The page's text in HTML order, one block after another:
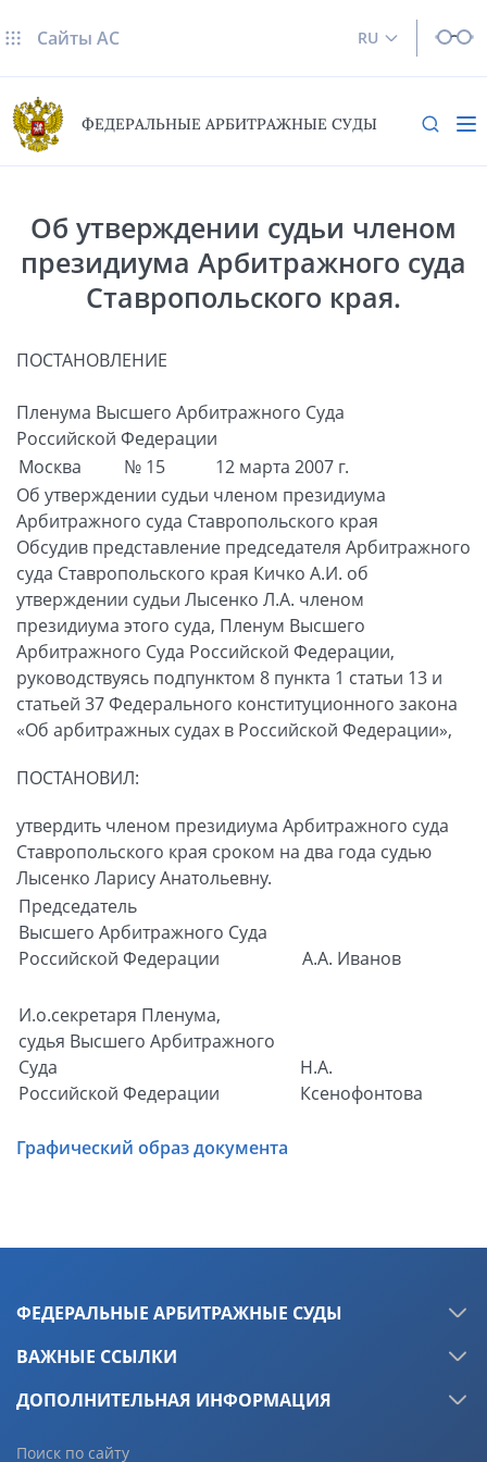
RU
Сайты AC
ФЕДЕРАЛЬНЫЕ АРБИТРАЖНЫЕ СУДЫ
Об утверждении судьи членом
президиума Арбитражного суда
Ставропольского края.
ПОСТАНОВЛЕНИЕ
Пленума Высшего Арбитражного Суда
Российской Федерации
Москва
№ 15
12 марта 2007 г.
Об утверждении судьи членом президиума
Арбитражного суда Ставропольского края
Обсудив представление председателя Арбитражного
суда Ставропольского края Кичко А.И. об
утверждении судьи Лысенко Л.А. членом
президиума этого суда, Пленум Высшего
Арбитражного Суда Российской Федерации,
руководствуясь подпунктом 8 пункта 1 статьи 13 и
статьей 37 Федерального конституционного закона
«Об арбитражных судах в Российской Федерации»,
ПОСТАНОВИЛ:
утвердить членом президиума Арбитражного суда
Ставропольского края сроком на два года судью
Лысенко Ларису Анатольевну.
Председатель
Высшего Арбитражного Суда
Российской Федерации
А.А. Иванов
И.о.секретаря Пленума,
судья Высшего Арбитражного
Суда
Российской Федерации
Н.А.
Ксенофонтова
Графический образ документа
ФЕДЕРАЛЬНЫЕ АРБИТРАЖНЫЕ СУДЫ
ВАЖНЫЕ ССЫЛКИ
ДОПОЛНИТЕЛЬНАЯ ИНФОРМАЦИЯ
Поиск по сайту